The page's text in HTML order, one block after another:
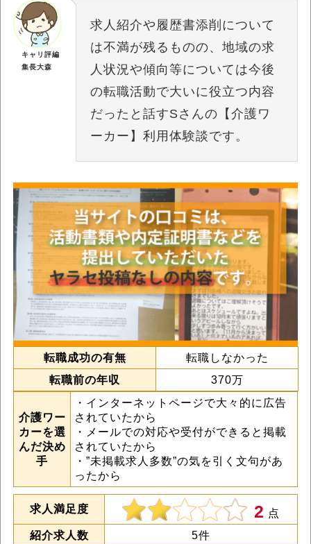
キャリ評編
集長大森
求人紹介や履歴書添削について
は不満が残るものの、地域の求
人状況や傾向等については今後
の転職活動で大いに役立つ内容
だったと話すSさんの【介護ワ
ーカー】利用体験談です。
転職成功の有無
転職しなかった
転職前の年収
370万
介護ワー
カーを選
んだ決め
手
・インターネットページで大々的に広告
されていたから
・メールでの対応や受付ができると掲載
されていたから
・”未掲載求人多数”の気を引く文句があ
ったから
求人満足度 2 点
紹介求人数
5件